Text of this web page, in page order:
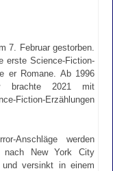
7. Februar gestorben.
erste Science-Fiction-
er Romane. Ab 1996
brachte 2021 mit
Fiction-Erzählungen
Anschläge werden
nach New York City
versinkt in einem